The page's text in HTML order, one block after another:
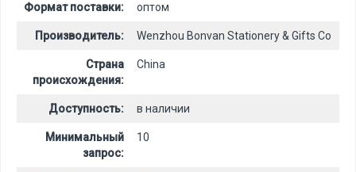
Формат поставки: оптом
Производитель: Wenzhou Bonvan Stationery & Gifts Co
Страна
происхождения:
China
Доступность: в наличии
Минимальный
запрос:
10